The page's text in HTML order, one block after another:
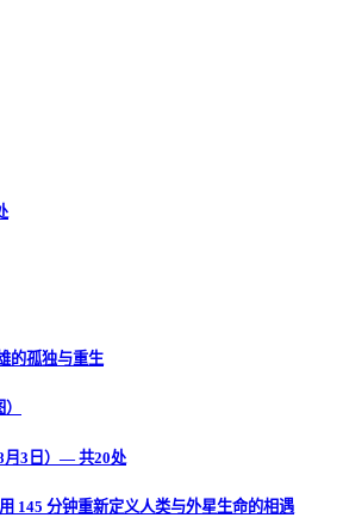
的孤独与重生
月3日）— 共20处
145 分钟重新定义人类与外星生命的相遇